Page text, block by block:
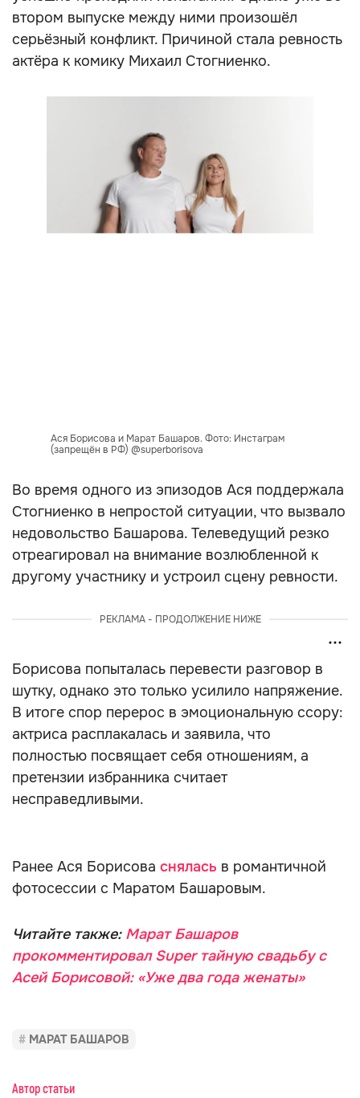
втором выпуске между ними произошёл
серьёзный конфликт. Причиной стала ревность
актёра к комику Михаил Стогниенко.
Ася Борисова и Марат Башаров. Фото: Инстаграм
(запрещён в РФ) @superborisova
Во время одного из эпизодов Ася поддержала
Стогниенко в непростой ситуации, что вызвало
недовольство Башарова. Телеведущий резко
отреагировал на внимание возлюбленной к
другому участнику и устроил сцену ревности.
РЕКЛАМА - ПРОДОЛЖЕНИЕ НИЖЕ
Борисова попыталась перевести разговор в
шутку, однако это только усилило напряжение.
В итоге спор перерос в эмоциональную ссору:
актриса расплакалась и заявила, что
полностью посвящает себя отношениям, а
претензии избранника считает
несправедливыми.
Ранее Ася Борисова снялась в романтичной
фотосессии с Маратом Башаровым.
Читайте также: Марат Башаров
прокомментировал Super тайную свадьбу с
Асей Борисовой: «Уже два года женаты»
МАРАТ БАШАРОВ
Автор статьи